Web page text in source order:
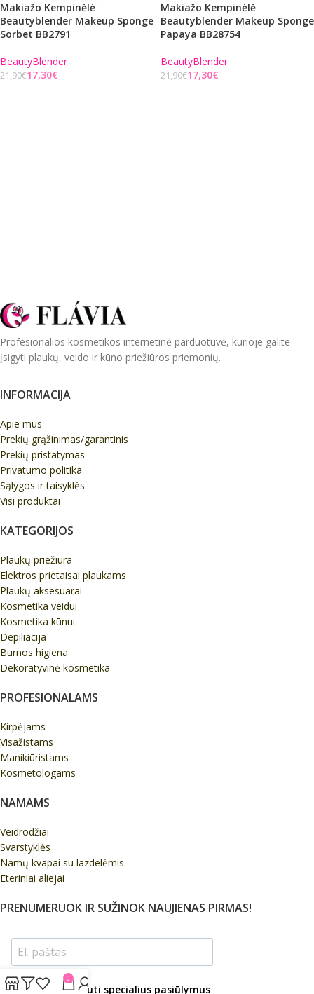
Makiažo Kempinėlė
Beautyblender Makeup Sponge
Sorbet BB2791
BeautyBlender
21,90€17,30€
Makiažo Kempinėlė
Beautyblender Makeup Sponge
Papaya BB28754
BeautyBlender
21,90€17,30€
Profesionalios kosmetikos internetinė parduotuvė, kurioje galite
įsigyti plaukų, veido ir kūno priežiūros priemonių.
INFORMACIJA
Apie mus
Prekių grąžinimas/garantinis
Prekių pristatymas
Privatumo politika
Sąlygos ir taisyklės
Visi produktai
KATEGORIJOS
Plaukų priežiūra
Elektros prietaisai plaukams
Plaukų aksesuarai
Kosmetika veidui
Kosmetika kūnui
Depiliacija
Burnos higiena
Dekoratyvinė kosmetika
PROFESIONALAMS
Kirpėjams
Visažistams
Manikiūristams
Kosmetologams
NAMAMS
Veidrodžiai
Svarstyklės
Namų kvapai su lazdelėmis
Eteriniai aliejai
PRENUMERUOK IR SUŽINOK NAUJIENAS PIRMAS!
Sutinku, gauti specialius pasiūlymus
0